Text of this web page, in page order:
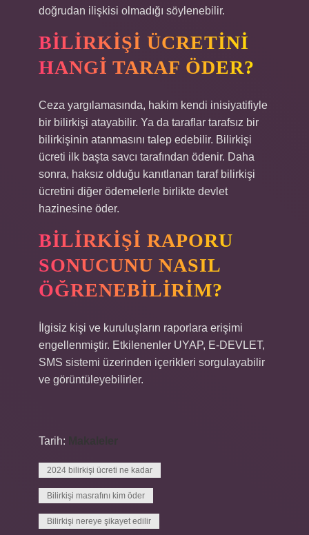
doğrudan ilişkisi olmadığı söylenebilir.
BILIRKIŞI ÜCRETINI
HANGI TARAF ÖDER?
Ceza yargılamasında, hakim kendi inisiyatifiyle
bir bilirkişi atayabilir. Ya da taraflar tarafsız bir
bilirkişinin atanmasını talep edebilir. Bilirkişi
ücreti ilk başta savcı tarafından ödenir. Daha
sonra, haksız olduğu kanıtlanan taraf bilirkişi
ücretini diğer ödemelerle birlikte devlet
hazinesine öder.
BILIRKIŞI RAPORU
SONUCUNU NASIL
ÖĞRENEBILIRIM?
İlgisiz kişi ve kuruluşların raporlara erişimi
engellenmiştir. Etkilenenler UYAP, E-DEVLET,
SMS sistemi üzerinden içerikleri sorgulayabilir
ve görüntüleyebilirler.
Tarih:
2024 bilirkişi ücreti ne kadar
Bilirkişi masrafını kim öder
Bilirkişi nereye şikayet edilir